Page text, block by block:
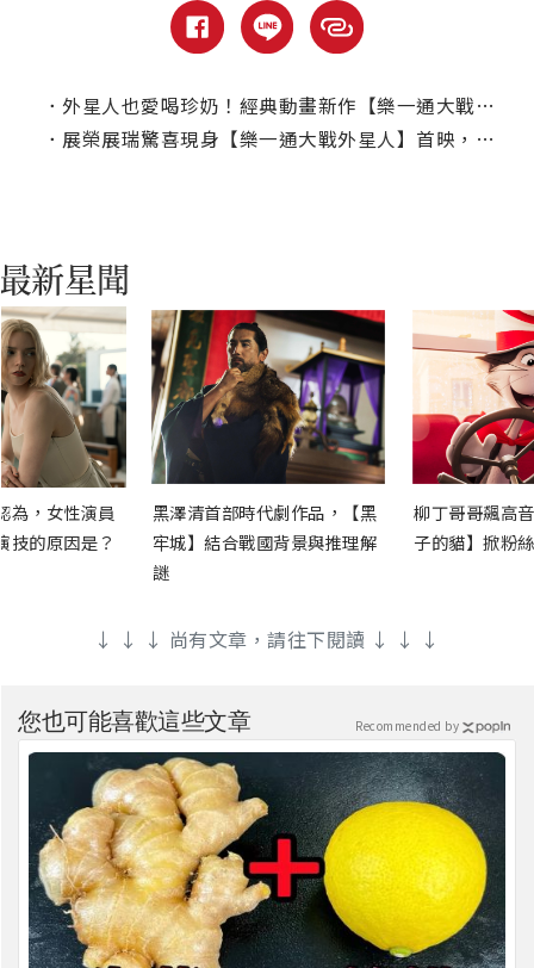
． 外星人也愛喝珍奶！經典動畫新作【樂一通大戰外星人】驚見台灣之光
． 展榮展瑞驚喜現身【樂一通大戰外星人】首映，化身太菲鴨、豬小弟使勁扭屁屁
為，女性演員
技的原因是？
黑澤清首部時代劇作品，【黑
牢城】結合戰國背景與推理解
謎
柳丁哥哥飆高
子的貓】掀粉
↓ ↓ ↓ 尚有文章，請往下閱讀 ↓ ↓ ↓
您也可能喜歡這些文章 Recommended by